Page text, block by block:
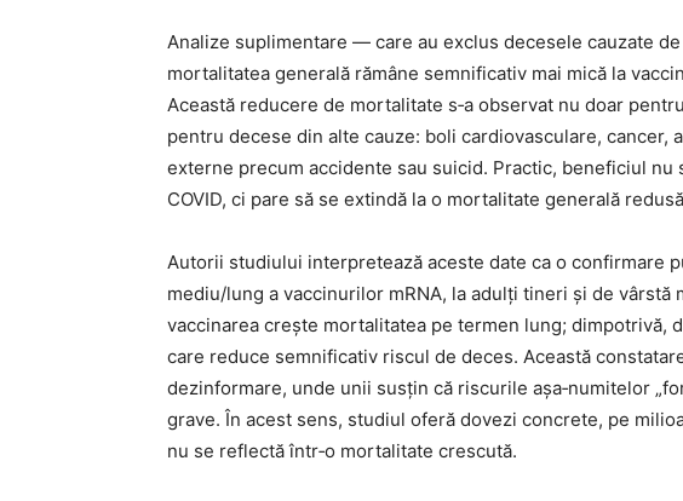
Analize suplimentare — care au exclus decesele cauzate
mortalitatea generală rămâne semnificativ mai mică la
Această reducere de mortalitate s‑a observat nu doar
pentru decese din alte cauze: boli cardiovasculare, cancer,
externe precum accidente sau suicid. Practic, beneficiul
COVID, ci pare să se extindă la o mortalitate generală
Autorii studiului interpretează aceste date ca o confirmare
mediu/lung a vaccinurilor mRNA, la adulți tineri şi de
vaccinarea crește mortalitatea pe termen lung; dimpotrivă,
care reduce semnificativ riscul de deces. Această
dezinformare, unde unii susţin că riscurile așa‑numitelor
grave. În acest sens, studiul oferă dovezi concrete, pe
nu se reflectă într‑o mortalitate crescută.